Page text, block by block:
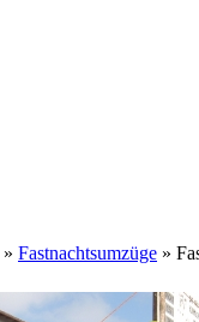
» Fastnachtsumzüge »